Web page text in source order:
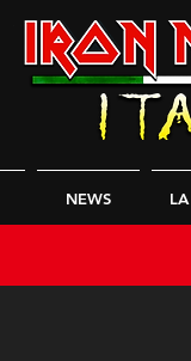
NEWS